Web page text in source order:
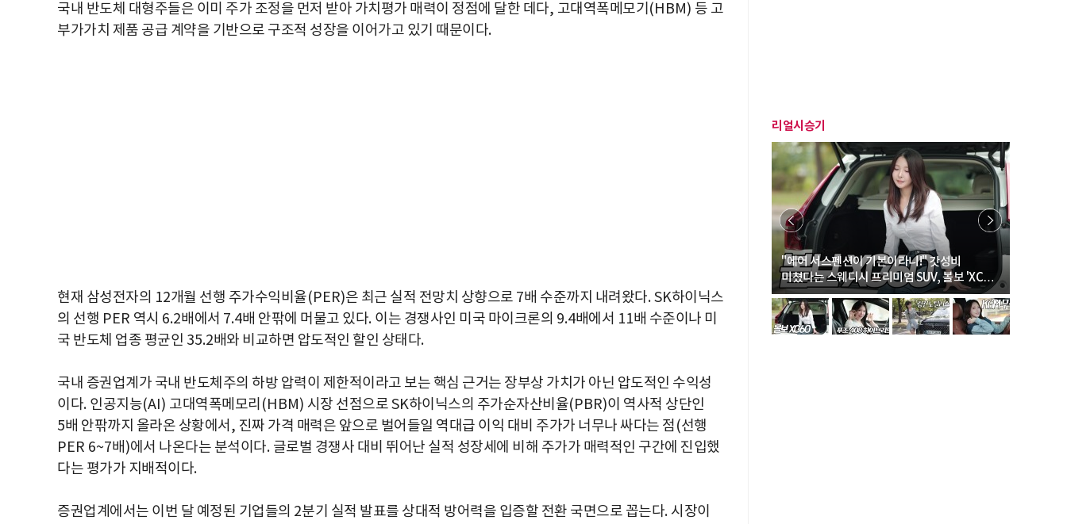
국내 반도체 대형주들은 이미 주가 조정을 먼저 받아 가치평가 매력이 정점에 달한 데다, 고대역폭메모기 (HBM) 등 고
부가가치 제품 공급 계약을 기반으로 구조적 성장을 이어가고 있기 때문이다.
현재 삼성전자의 12개월 선행 주가수익비율(PER)은 최근 실적 전망치 상향으로 7배 수준까지 내려왔다. SK하이닉스
의 선행 PER 역시 6.2배에서 7.4배 안팎에 머물고 있다. 이는 경쟁사인 미국 마이크론의 9.4배에서 11배 수준이나 미
국 반도체 업종 평균인 35.2배와 비교하면 압도적인 할인 상태다.
국내 증권업계가 국내 반도체주의 하방 압력이 제한적이라고 보는 핵심 근거는 장부상 가치가 아닌 압도적인 수익성
이다. 인공지능(AI) 고대역폭메모리 (HBM) 시장 선점으로SK하이닉스의 주가순자산비율(PBR)이 역사적 상단인
5배 안팎까지 올라온 상황에서 , 진짜 가격 매력은 앞으로 벌어들일 역대급 이익 대비 주가가 너무나 싸다는 점(선행
PER 6~7배)에서 나온다는 분석이다. 글로벌 경쟁사 대비 뛰어난 실적 성장세에 비해 주가가 매력적인 구간에 진입했
다는 평가가 지배적이다.
증권업계에서는 이번 달 예정된 기업들의 2분기 실적 발표를 상대적 방어력을 입증할 전환 국면으로 꼽는다.시장이
리얼시승기
"에어 서스펜션이 기본이라니!" 갓성비
미쳤다는 스웨디시 프리미엄 SUV, 볼보 'XC60
B5 울트라'